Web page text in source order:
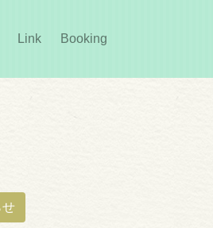
Link Booking
せ